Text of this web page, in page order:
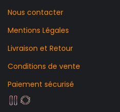
Nous contacter
Mentions Légales
Livraison et Retour
Conditions de vente
Paiement sécurisé